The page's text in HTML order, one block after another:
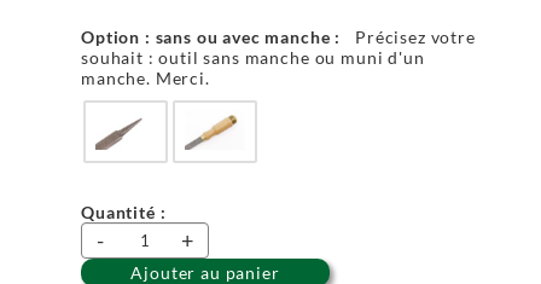
Option : sans ou avec manche :
Précisez votre
souhait : outil sans manche ou muni d'un
manche. Merci.
Quantité :
- +
Ajouter au panier